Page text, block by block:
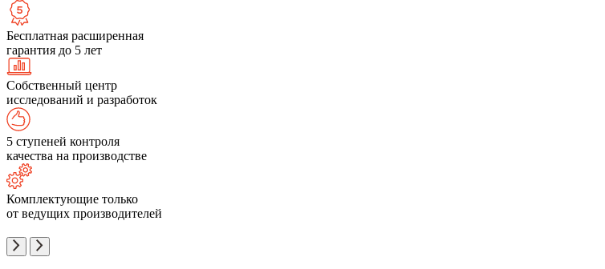
Бесплатная расширенная
гарантия до 5 лет
Собственный центр
исследований и разработок
5 ступеней контроля
качества на производстве
Комплектующие только
от ведущих производителей